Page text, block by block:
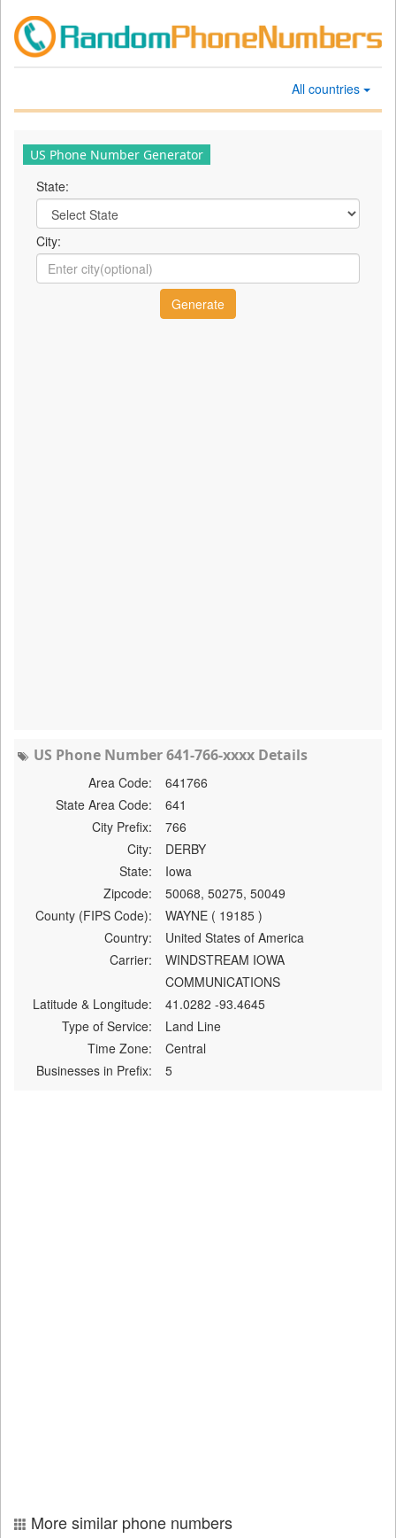
All countries
US Phone Number Generator
State:
City:
US Phone Number 641-766-xxxx Details
Area Code:
641766
State Area Code:
641
City Prefix:
766
City:
DERBY
State:
Iowa
Zipcode:
50068, 50275, 50049
County (FIPS Code):
WAYNE ( 19185 )
Country:
United States of America
Carrier:
WINDSTREAM IOWA
COMMUNICATIONS
Latitude & Longitude:
41.0282 -93.4645
Type of Service:
Land Line
Time Zone:
Central
Businesses in Prefix:
5
More similar phone numbers